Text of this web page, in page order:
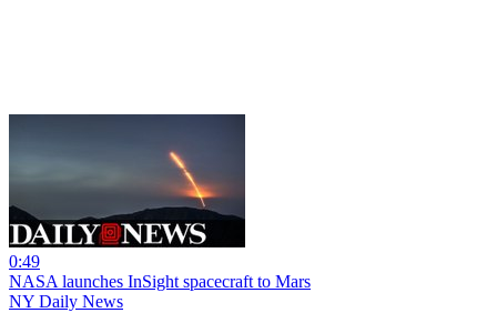
0:49
NASA launches InSight spacecraft to Mars
NY Daily News